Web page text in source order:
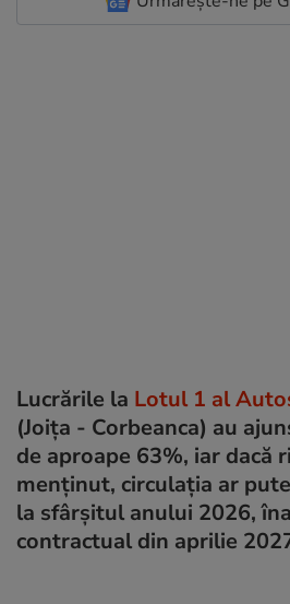
Lucrările la Lotul 1 al
(Joița - Corbeanca) au
de aproape 63%, iar dacă
menținut, circulația ar
la sfârșitul anului 2026,
contractual din aprilie